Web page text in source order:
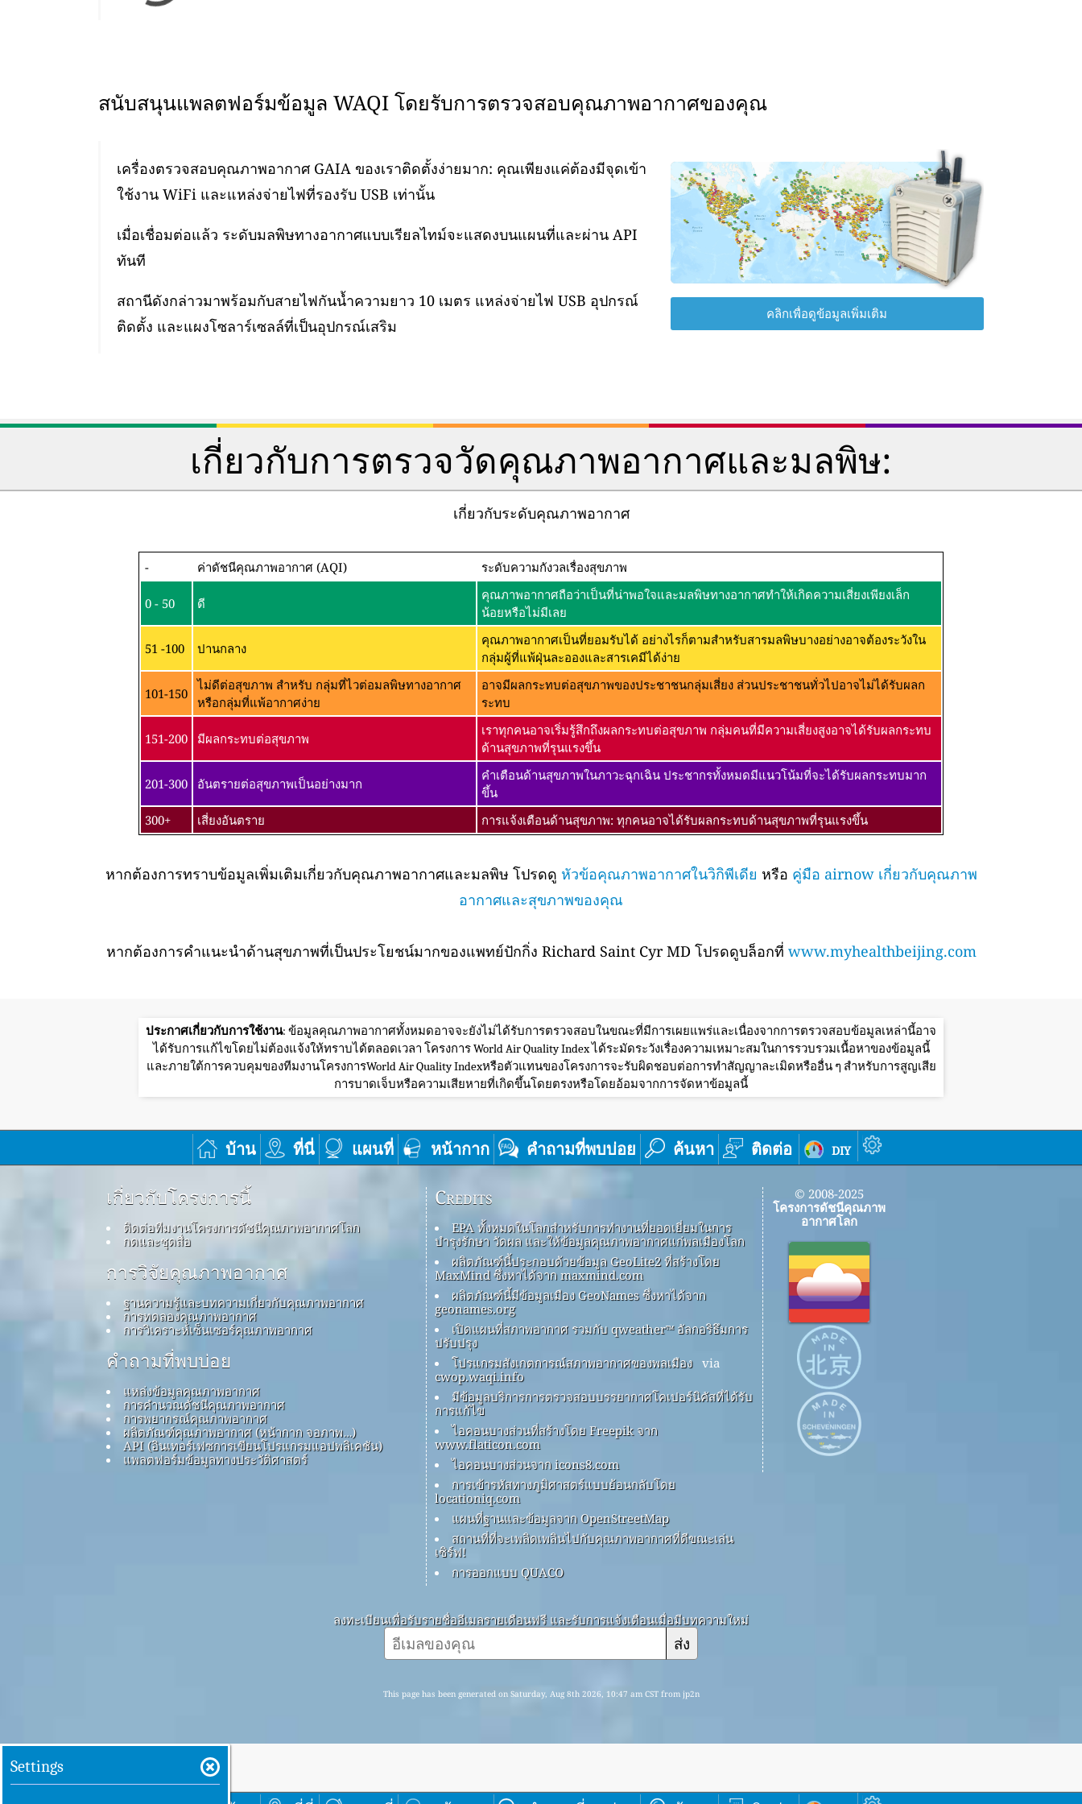
สนับสนุนแพลตฟอร์มข้อมูล WAQI โดยรับการตรวจสอบคุณภาพอากาศของคุณ
เครื่องตรวจสอบคุณภาพอากาศ GAIA ของเราติดตั้งง่ายมาก: คุณเพียงแค่ต้องมีจุดเข้า
ใช้งาน WiFi และแหล่งจ่ายไฟที่รองรับ USB เท่านั้น
เมื่อเชื่อมต่อแล้ว ระดับมลพิษทางอากาศแบบเรียลไทม์จะแสดงบนแผนที่และผ่าน API
ทันที
สถานีดังกล่าวมาพร้อมกับสายไฟกันน้ำความยาว 10 เมตร แหล่งจ่ายไฟ USB อุปกรณ์
ติดตั้ง และแผงโซลาร์เซลล์ที่เป็นอุปกรณ์เสริม
คลิกเพื่อดูข้อมูลเพิ่มเติม
เกี่ยวกับการตรวจวัดคุณภาพอากาศและมลพิษ:
เกี่ยวกับระดับคุณภาพอากาศ
- ค่าดัชนีคุณภาพอากาศ (AQI) ระดับความกังวลเรื่องสุขภาพ
0 - 50 ดี
คุณภาพอากาศถือว่าเป็นที่น่าพอใจและมลพิษทางอากาศทำให้เกิดความเสี่ยงเพียงเล็ก
น้อยหรือไม่มีเลย
51 -100 ปานกลาง
คุณภาพอากาศเป็นที่ยอมรับได้ อย่างไรก็ตามสำหรับสารมลพิษบางอย่างอาจต้องระวังใน
กลุ่มผู้ที่แพ้ฝุ่นละอองและสารเคมีได้ง่าย
101-150
ไม่ดีต่อสุขภาพ สำหรับ กลุ่มที่ไวต่อมลพิษทางอากาศ
หรือกลุ่มที่แพ้อากาศง่าย
อาจมีผลกระทบต่อสุขภาพของประชาชนกลุ่มเสี่ยง ส่วนประชาชนทั่วไปอาจไม่ได้รับผลก
ระทบ
151-200 มีผลกระทบต่อสุขภาพ
เราทุกคนอาจเริ่มรู้สึกถึงผลกระทบต่อสุขภาพ กลุ่มคนที่มีความเสี่ยงสูงอาจได้รับผลกระทบ
ด้านสุขภาพที่รุนแรงขึ้น
201-300 อันตรายต่อสุขภาพเป็นอย่างมาก
คำเตือนด้านสุขภาพในภาวะฉุกเฉิน ประชากรทั้งหมดมีแนวโน้มที่จะได้รับผลกระทบมาก
ขึ้น
300+
เสี่ยงอันตราย การแจ้งเตือนด้านสุขภาพ: ทุกคนอาจได้รับผลกระทบด้านสุขภาพที่รุนแรงขึ้น
หากต้องการทราบข้อมูลเพิ่มเติมเกี่ยวกับคุณภาพอากาศและมลพิษ โปรดดู หัวข้อคุณภาพอากาศในวิกิพีเดีย หรือ คู่มือ airnow เกี่ยวกับคุณภาพ
อากาศและสุขภาพของคุณ
หากต้องการคำแนะนำด้านสุขภาพที่เป็นประโยชน์มากของแพทย์ปักกิ่ง Richard Saint Cyr MD โปรดดูบล็อกที่ www.myhealthbeijing.com
ประกาศเกี่ยวกับการใช้งาน: ข้อมูลคุณภาพอากาศทั้งหมดอาจจะยังไม่ได้รับการตรวจสอบในขณะที่มีการเผยแพร่และเนื่องจากการตรวจสอบข้อมูลเหล่านี้อาจ
ได้รับการแก้ไขโดยไม่ต้องแจ้งให้ทราบได้ตลอดเวลา โครงการ World Air Quality Index ได้ระมัดระวังเรื่องความเหมาะสมในการรวบรวมเนื้อหาของข้อมูลนี้
และภายใต้การควบคุมของทีมงานโครงการWorld Air Quality Indexหรือตัวแทนของโครงการจะรับผิดชอบต่อการทำสัญญาละเมิดหรืออื่น ๆ สำหรับการสูญเสีย
การบาดเจ็บหรือความเสียหายที่เกิดขึ้นโดยตรงหรือโดยอ้อมจากการจัดหาข้อมูลนี้
บ้าน ที่นี่ แผนที่ หน้ากาก คำถามที่พบบ่อย ค้นหา ติดต่อ diy
เกี่ยวกับโครงการนี้
ติดต่อทีมงานโครงการดัชนีคุณภาพอากาศโลก
กดและชุดสื่อ
การวิจัยคุณภาพอากาศ
ฐานความรู้และบทความเกี่ยวกับคุณภาพอากาศ
การทดลองคุณภาพอากาศ
การวิเคราะห์เซ็นเซอร์คุณภาพอากาศ
คำถามที่พบบ่อย
แหล่งข้อมูลคุณภาพอากาศ
การคำนวณดัชนีคุณภาพอากาศ
การพยากรณ์คุณภาพอากาศ
ผลิตภัณฑ์คุณภาพอากาศ (หน้ากาก จอภาพ…)
API (อินเทอร์เฟซการเขียนโปรแกรมแอปพลิเคชัน)
แพลตฟอร์มข้อมูลทางประวัติศาสตร์
Credits
EPA ทั้งหมดในโลกสำหรับการทำงานที่ยอดเยี่ยมในการ
บำรุงรักษา วัดผล และให้ข้อมูลคุณภาพอากาศแก่พลเมืองโลก
ผลิตภัณฑ์นี้ประกอบด้วยข้อมูล GeoLite2 ที่สร้างโดย
MaxMind ซึ่งหาได้จาก maxmind.com
ผลิตภัณฑ์นี้มีข้อมูลเมือง GeoNames ซึ่งหาได้จาก
geonames.org
เปิดแผนที่สภาพอากาศ รวมกับ qweather™ อัลกอริธึมการ
ปรับปรุง
โปรแกรมสังเกตการณ์สภาพอากาศของพลเมือง via
cwop.waqi.info
มีข้อมูลบริการการตรวจสอบบรรยากาศโคเปอร์นิคัสที่ได้รับ
การแก้ไข
ไอคอนบางส่วนที่สร้างโดย Freepik จาก
www.flaticon.com
ไอคอนบางส่วนจาก icons8.com
การเข้ารหัสทางภูมิศาสตร์แบบย้อนกลับโดย
locationiq.com
แผนที่ฐานและข้อมูลจาก OpenStreetMap
สถานที่ที่จะเพลิดเพลินไปกับคุณภาพอากาศที่ดีขณะเล่น
เซิร์ฟ!
การออกแบบ QUACO
© 2008-2025
โครงการดัชนีคุณภาพ
อากาศโลก
ลงทะเบียนเพื่อรับรายชื่ออีเมลรายเดือนฟรี และรับการแจ้งเตือนเมื่อมีบทความใหม่
ส่ง
This page has been generated on Saturday, Aug 8th 2026, 10:47 am CST from jp2n
Settings